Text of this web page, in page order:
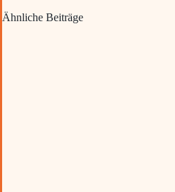
Ähnliche Beiträge